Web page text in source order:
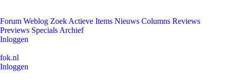
Forum Weblog Zoek Actieve Items Nieuws Columns Reviews
Previews Specials Archief
Inloggen
fok.nl
Inloggen